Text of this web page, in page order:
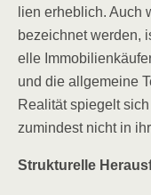
li­en erheb­lich. Auch
bezeich­net wer­den,
el­le
und die all­ge­mei­ne
Rea­li­tät spie­gelt
zumin­dest nicht in
Struk­tu­rel­le